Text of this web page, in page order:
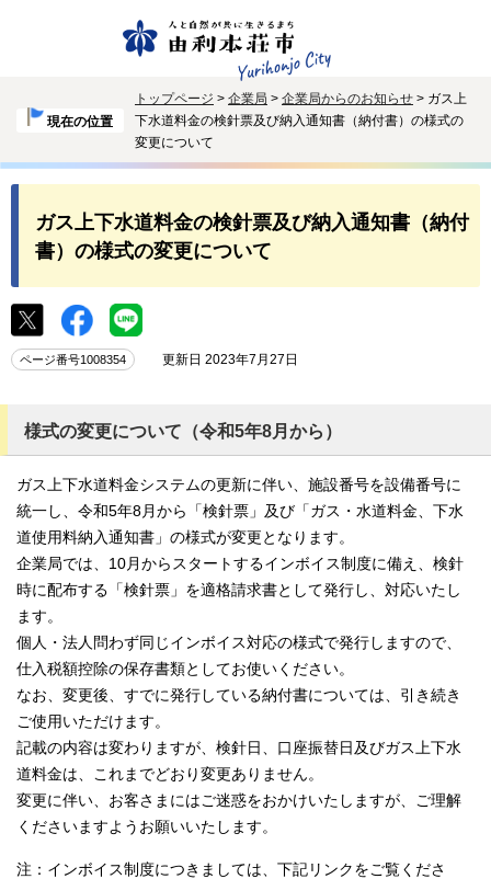
現在の位置
トップページ > 企業局 > 企業局からのお知らせ > ガス上
下水道料金の検針票及び納入通知書（納付書）の様式の
変更について
ガス上下水道料金の検針票及び納入通知書（納付
書）の様式の変更について
ページ番号1008354 更新日 2023年7月27日
様式の変更について（令和5年8月から）
ガス上下水道料金システムの更新に伴い、施設番号を設備番号に
統一し、令和5年8月から「検針票」及び「ガス・水道料金、下水
道使用料納入通知書」の様式が変更となります。
企業局では、10月からスタートするインボイス制度に備え、検針
時に配布する「検針票」を適格請求書として発行し、対応いたし
ます。
個人・法人問わず同じインボイス対応の様式で発行しますので、
仕入税額控除の保存書類としてお使いください。
なお、変更後、すでに発行している納付書については、引き続き
ご使用いただけます。
記載の内容は変わりますが、検針日、口座振替日及びガス上下水
道料金は、これまでどおり変更ありません。
変更に伴い、お客さまにはご迷惑をおかけいたしますが、ご理解
くださいますようお願いいたします。
注：インボイス制度につきましては、下記リンクをご覧くださ